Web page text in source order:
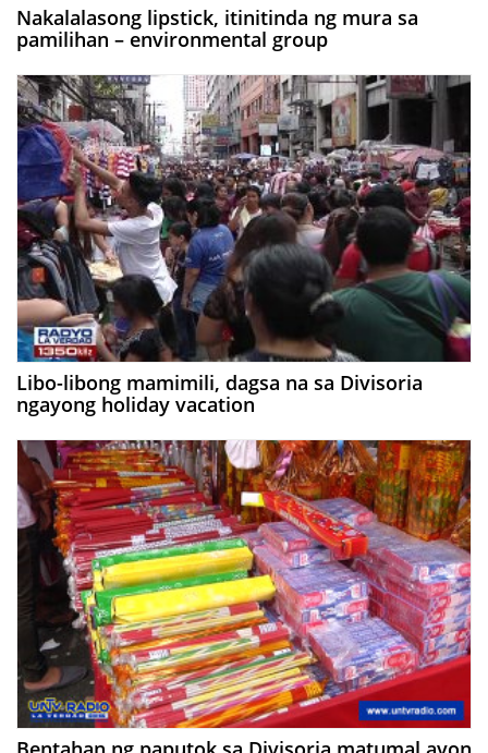
Nakalalasong lipstick, itinitinda ng mura sa
pamilihan – environmental group
Libo-libong mamimili, dagsa na sa Divisoria
ngayong holiday vacation